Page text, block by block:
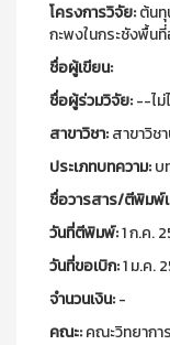
โครงการวิจัย:ต้น
กะพงในกระชังพื้น
ชื่อผู้เขียน:
ชื่อผู้ร่วมวิจัย:--ไม่
สาขาวิชา:สาขาวิช
ประเภทบทความ:บ
ชื่อวารสาร/ตีพิมพ์
วันที่ตีพิมพ์:1 ก.ค.
วันที่ขอเบิก:1 ม.ค.
จำนวนเงิน:-
คณะ:คณะวิทยากา